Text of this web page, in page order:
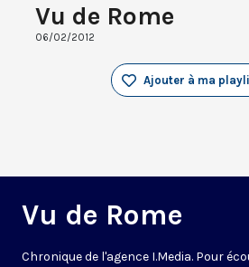
Vu de Rome
06/02/2012
Ajouter à ma
Vu de Rome
Chronique de l'agence I.Media. Pour